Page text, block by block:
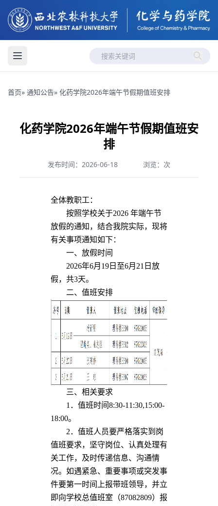
首页» 通知公告» 化药学院2026年端午节假期值班安排
化药学院2026年端午节假期值班安
排
发布时间：2026-06-18 浏览： 次
全体教职工：
按照学校关于2026 年端午节
放假的通知，结合我院实际，现将
有关事项通知如下：
一、放假时间
2026年6月19日至6月21日放
假，共3天。
二、值班安排
三、相关要求
1．值班时间8:30-11:30,15:00-
18:00。
2．值班人员要严格落实到岗
值班要求，坚守岗位、认真处理有
关工作，及时传递信息、沟通情
况。如遇紧急、重要事项或突发事
件要第一时间上报带班领导，并立
即向学校总值班室（87082809）报